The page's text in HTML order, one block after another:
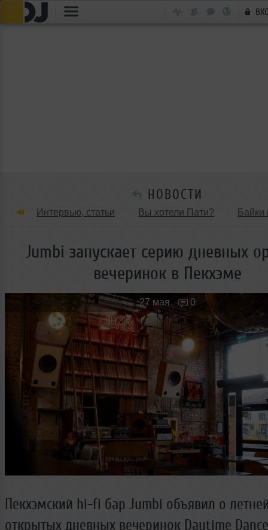
НОВОСТИ
Интервью, статьи Вы хотели Пати? Байки
Танцевальные стили
Мужчина & Женщина
Jumbi запускает серию дневных
вечеринок в Пекхэме
27 мая 0
Пекхэмский hi-fi бар Jumbi объявил о
открытых дневных вечеринок Daytime